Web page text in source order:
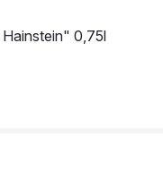
0,75l